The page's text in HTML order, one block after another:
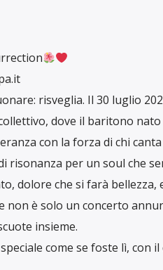
risveglia. Il 30 luglio
dove il baritono nato
con la forza di chi
risonanza per un soul che
dolore che si farà bellezza,
non è solo un concerto
insieme.
come se foste lì, con